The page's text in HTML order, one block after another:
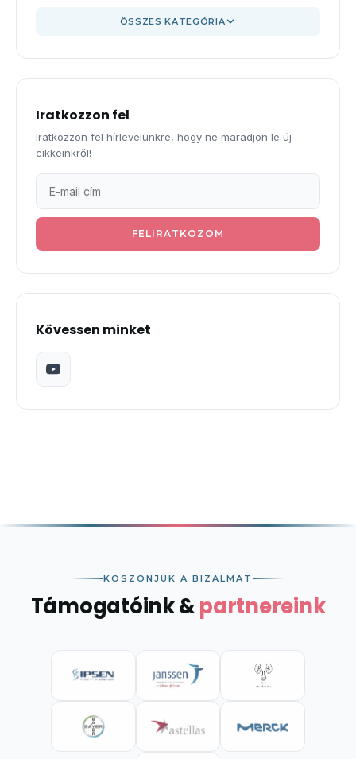
ÖSSZES KATEGÓRIA
Iratkozzon fel
Iratkozzon fel hírlevelünkre, hogy ne maradjon le új
cikkeinkről!
FELIRATKOZOM
Kövessen minket
KÖSZÖNJÜK A BIZALMAT
Támogatóink &partnereink